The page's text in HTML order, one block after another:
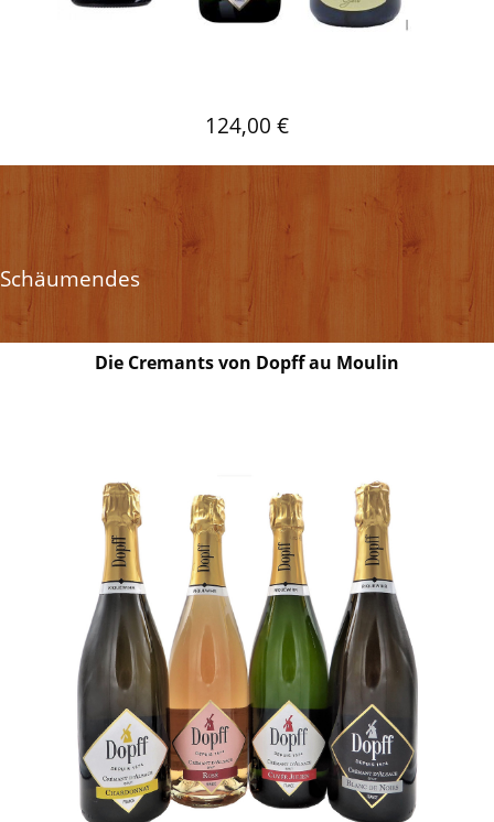
124,00 €
Schäumendes
Die Cremants von Dopff au Moulin